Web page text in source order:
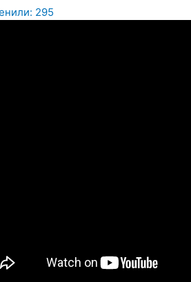
295